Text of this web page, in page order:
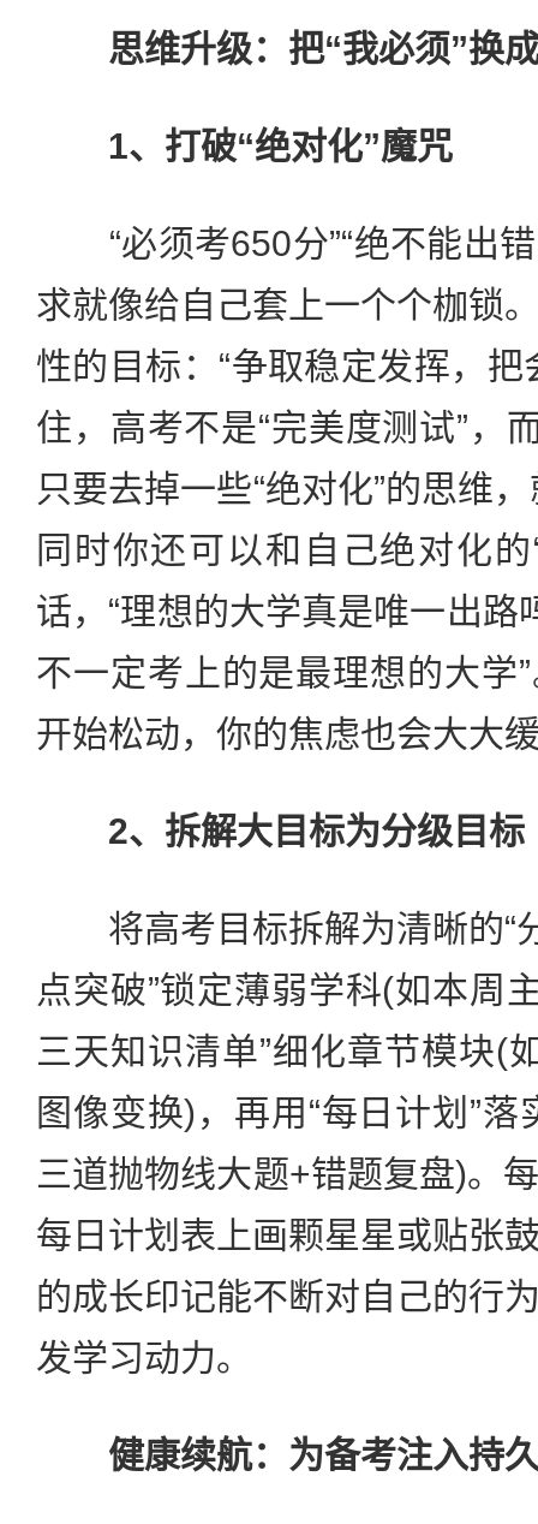
思维升级：把“我必须”换
1、打破“绝对化”魔咒
“必须考650分”“绝不能出
求就像给自己套上一个个枷锁
性的目标：“争取稳定发挥，把
住，高考不是“完美度测试”，
只要去掉一些“绝对化”的思维
同时你还可以和自己绝对化
话，“理想的大学真是唯一出路
不一定考上的是最理想的大学
开始松动，你的焦虑也会大大
2、拆解大目标为分级目标
将高考目标拆解为清晰的“
点突破”锁定薄弱学科(如本周
三天知识清单”细化章节模块(
图像变换)，再用“每日计划”
三道抛物线大题+错题复盘)。
每日计划表上画颗星星或贴张
的成长印记能不断对自己的行
发学习动力。
健康续航：为备考注入持